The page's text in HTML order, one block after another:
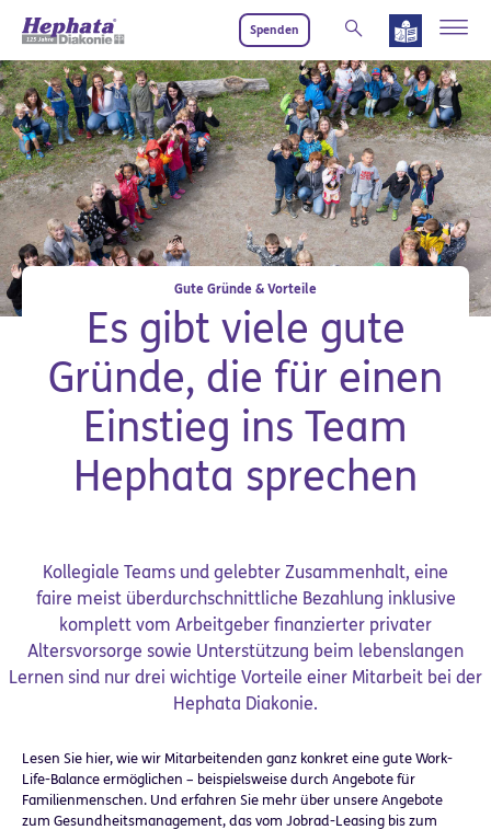
Spenden
Gute Gründe & Vorteile
Es gibt viele gute
Gründe, die für einen
Einstieg ins Team
Hephata sprechen
Kollegiale Teams und gelebter Zusammenhalt, eine
faire meist überdurchschnittliche Bezahlung inklusive
komplett vom Arbeitgeber finanzierter privater
Altersvorsorge sowie Unterstützung beim lebenslangen
Lernen sind nur drei wichtige Vorteile einer Mitarbeit bei der
Hephata Diakonie.
Lesen Sie hier, wie wir Mitarbeitenden ganz konkret eine gute Work-
Life-Balance ermöglichen – beispielsweise durch Angebote für
Familienmenschen. Und erfahren Sie mehr über unsere Angebote
zum Gesundheitsmanagement, das vom Jobrad-Leasing bis zum